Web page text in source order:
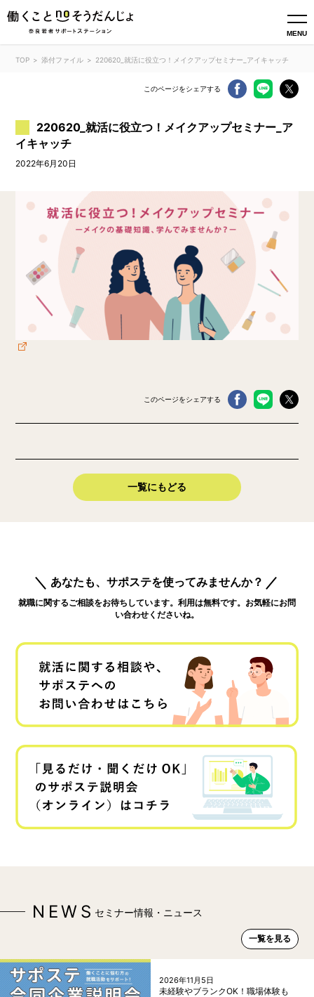
MENU
TOP 添付ファイル 220620_就活に役立つ！メイクアップセミナー_アイキャッチ
このページをシェアする
220620_就活に役立つ！メイクアップセミナー_ア
イキャッチ
2022年6月20日
このページをシェアする
一覧にもどる
あなたも、サポステを使ってみませんか？
就職に関するご相談をお待ちしています。利用は無料です。お気軽にお問
い合わせくださいね。
NEWS セミナー情報・ニュース
一覧を見る
2026年11月5日
未経験やブランクOK！職場体験も